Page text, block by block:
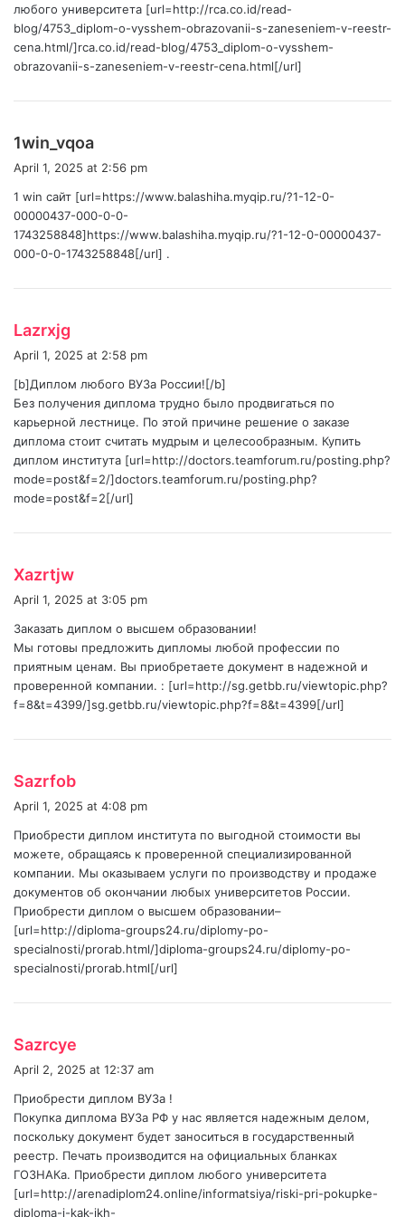
любого университета [url=http://rca.co.id/read-
blog/4753_diplom-o-vysshem-obrazovanii-s-zaneseniem-v-reestr-
cena.html/]rca.co.id/read-blog/4753_diplom-o-vysshem-
obrazovanii-s-zaneseniem-v-reestr-cena.html[/url]
1win_vqoa
s
:
April 1, 2025 at 2:56 pm
1 win сайт [url=https://www.balashiha.myqip.ru/?1-12-0-
00000437-000-0-0-
1743258848]https://www.balashiha.myqip.ru/?1-12-0-00000437-
000-0-0-1743258848[/url] .
Lazrxjg
a
s
:
April 1, 2025 at 2:58 pm
[b]Диплом любого ВУЗа России![/b]
Без получения диплома трудно было продвигаться по
карьерной лестнице. По этой причине решение о заказе
диплома стоит считать мудрым и целесообразным. Купить
диплом института [url=http://doctors.teamforum.ru/posting.php?
mode=post&f=2/]doctors.teamforum.ru/posting.php?
mode=post&f=2[/url]
Xazrtjw
a
s
:
April 1, 2025 at 3:05 pm
Заказать диплом о высшем образовании!
Мы готовы предложить дипломы любой профессии по
приятным ценам. Вы приобретаете документ в надежной и
проверенной компании. : [url=http://sg.getbb.ru/viewtopic.php?
f=8&t=4399/]sg.getbb.ru/viewtopic.php?f=8&t=4399[/url]
Sazrfob
a
s
:
April 1, 2025 at 4:08 pm
Приобрести диплом института по выгодной стоимости вы
можете, обращаясь к проверенной специализированной
компании. Мы оказываем услуги по производству и продаже
документов об окончании любых университетов России.
Приобрести диплом о высшем образовании–
[url=http://diploma-groups24.ru/diplomy-po-
specialnosti/prorab.html/]diploma-groups24.ru/diplomy-po-
specialnosti/prorab.html[/url]
Sazrcye
a
s
:
April 2, 2025 at 12:37 am
Приобрести диплом ВУЗа !
Покупка диплома ВУЗа РФ у нас является надежным делом,
поскольку документ будет заноситься в государственный
реестр. Печать производится на официальных бланках
ГОЗНАКа. Приобрести диплом любого университета
[url=http://arenadiplom24.online/informatsiya/riski-pri-pokupke-
diploma-i-kak-ikh-